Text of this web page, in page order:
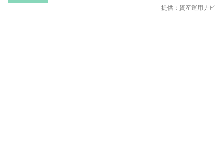
提供：資産運用ナビ